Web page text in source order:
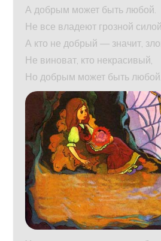
А добрым может быть любой.
Не все владеют грозной
А кто не добрый — значит,
Не виноват, кто некрасивый,
Но добрым может быть любой.